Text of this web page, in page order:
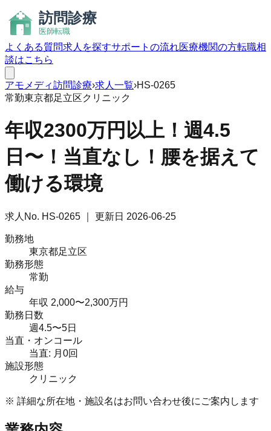
よくある質問求人を探すサポートの流れ医療機関の方転職相
談はこちら
アモメディ訪問診療›求人一覧›HS-0265
常勤東京都足立区クリニック
年収2300万円以上！週4.5
日〜！当直なし！腰を据えて
働ける環境
求人No. HS-0265 ｜ 更新日 2026-06-25
勤務地
東京都足立区
勤務形態
常勤
給与
年収 2,000〜2,300万円
勤務日数
週4.5〜5日
当直・オンコール
当直: 月0回
施設形態
クリニック
※ 詳細な所在地・施設名はお問い合わせ後にご案内します